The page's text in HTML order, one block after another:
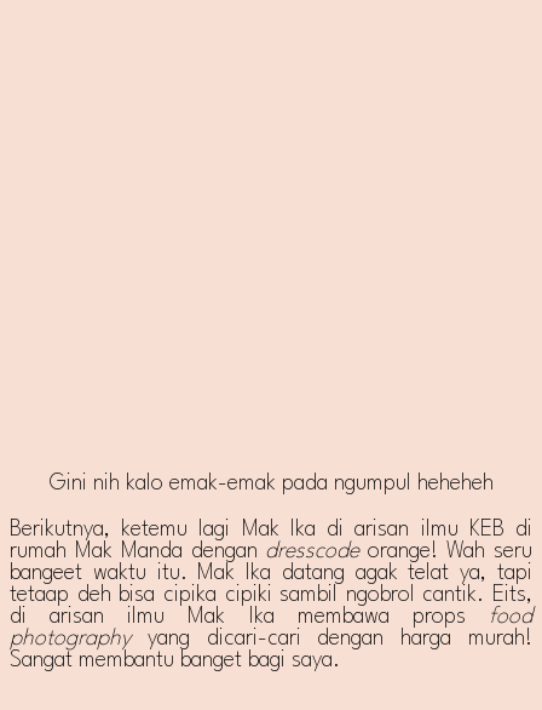
Gini nih kalo emak-emak pada ngumpul heheheh
Berikutnya, ketemu lagi Mak Ika di arisan ilmu KEB di
rumah Mak Manda dengan dresscodeorange! Wah seru
bangeet waktu itu. Mak Ika datang agak telat ya, tapi
tetaap deh bisa cipika cipiki sambil ngobrol cantik. Eits,
di arisan ilmu Mak Ika membawa props
food
photography yang dicari-cari dengan harga murah!
Sangat membantu banget bagi saya.